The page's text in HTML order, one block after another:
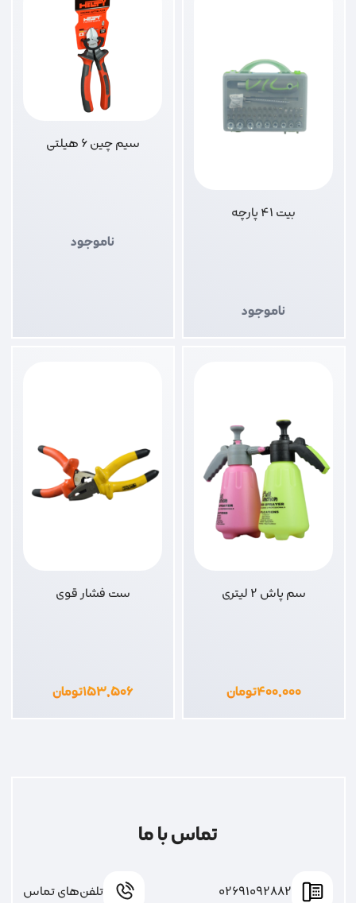
بیت 41 پارچه
ناموجود
سیم چین 6 هیلتی
ناموجود
سم پاش 2 لیتری
۴۰۰,۰۰۰تومان
ست فشار قوی
۱۵۳,۵۰۶تومان
تماس با ما
02691092882 تلفن‌های تماس